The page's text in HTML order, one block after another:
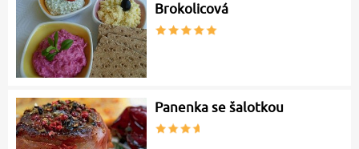
Brokolicová
Panenka se šalotkou